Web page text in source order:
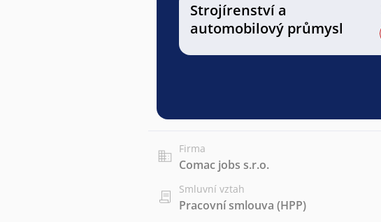
Strojírenství a
automobilový průmysl
Firma
Comac jobs s.r.o.
Smluvní vztah
Pracovní smlouva (HPP)